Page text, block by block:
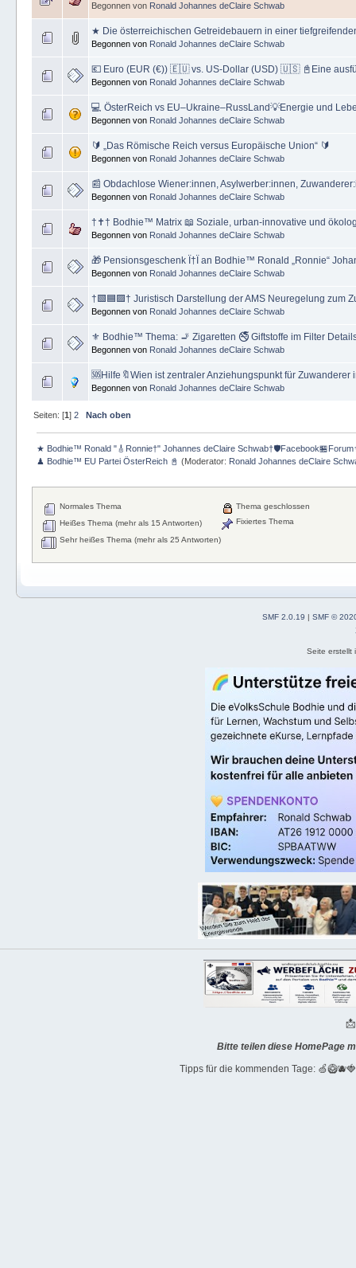
Begonnen von Ronald Johannes deClaire Schwab
★ Die österreichischen Getreidebauern in einer
Begonnen von Ronald Johannes deClaire Schwab
💶 Euro (EUR (€)) 🇪🇺 vs. US‑Dollar (USD) 🇺🇸 📓Eine
Begonnen von Ronald Johannes deClaire Schwab
💻 ÖsterReich vs EU–Ukraine–RussLand💡Energie und
Begonnen von Ronald Johannes deClaire Schwab
🔰 „Das Römische Reich versus Europäische Union“ 🔰
Begonnen von Ronald Johannes deClaire Schwab
📰 Obdachlose Wiener:innen, Asylwerber:innen,
Begonnen von Ronald Johannes deClaire Schwab
†✝️† Bodhie™ Matrix 📖 Soziale, urban-innovative und
Begonnen von Ronald Johannes deClaire Schwab
🎁 Pensionsgeschenk Ï†Ï an Bodhie™ Ronald „Ronnie“
Begonnen von Ronald Johannes deClaire Schwab
†🟩🟦🟪† Juristisch Darstellung der AMS Neuregelung zum
Begonnen von Ronald Johannes deClaire Schwab
⚜ Bodhie™ Thema: 🚬 Zigaretten 🚭 Giftstoffe im Filter
Begonnen von Ronald Johannes deClaire Schwab
🆘Hilfe🔖Wien ist zentraler Anziehungspunkt für Zuwanderer
Begonnen von Ronald Johannes deClaire Schwab
Seiten: [1] 2 Nach oben
★ Bodhie™ Ronald "🎸Ronnie†" Johannes deClaire
♟ Bodhie™ EU Partei ÖsterReich 📓 (Moderator: Ronald Johannes deClaire
Normales Thema
Heißes Thema (mehr als 15 Antworten)
Sehr heißes Thema (mehr als 25 Antworten)
Thema geschlossen
Fixiertes Thema
SMF 2.0.19 |SMF ©
Seite erstellt
Bitte teilen diese HomePage
Tipps für die kommenden Tage: